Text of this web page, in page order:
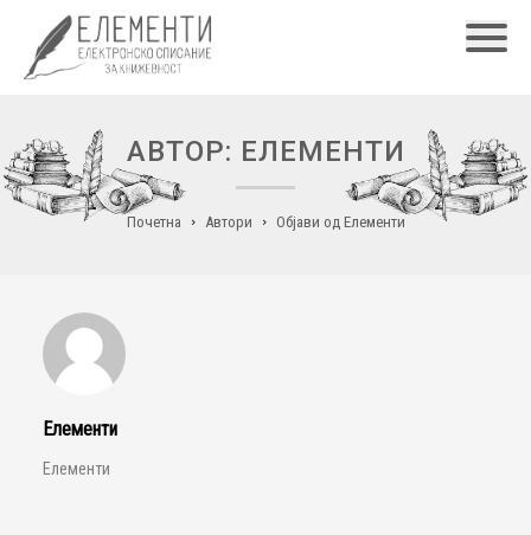
АВТОР: ЕЛЕМЕНТИ
Почетна Автори Објави од Елементи
Елементи
Елементи